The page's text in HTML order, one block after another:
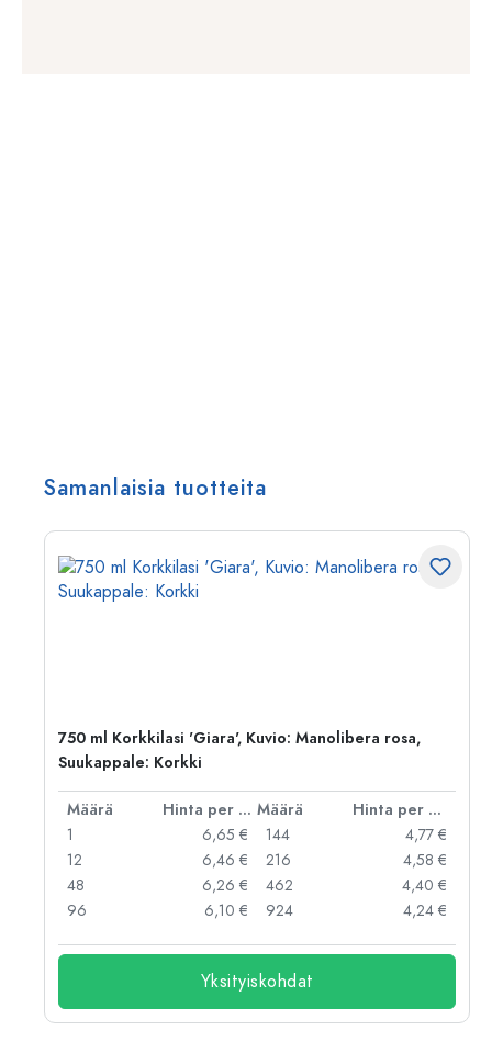
Samanlaisia tuotteita
750 ml Korkkilasi 'Giara', Kuvio: Manolibera rosa,
Suukappale: Korkki
Määrä Hinta per kpl Määrä
Hinta per kpl
1
6,65 €
12
6,46 €
48
6,26 €
96
6,10 €
144
4,77 €
216
4,58 €
462
4,40 €
924
4,24 €
Yksityiskohdat